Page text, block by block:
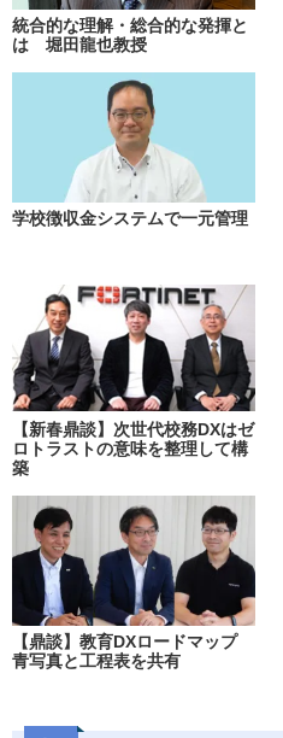
統合的な理解・総合的な発揮と
は 堀田龍也教授
学校徴収金システムで一元管理
【新春鼎談】次世代校務DXはゼ
ロトラストの意味を整理して構
築
【鼎談】教育DXロードマップ
青写真と工程表を共有